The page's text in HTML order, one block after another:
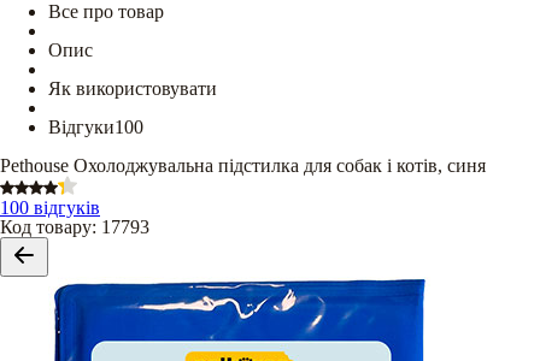
Все про товар
Опис
Як використовувати
Відгуки100
Pethouse Охолоджувальна підстилка для собак і котів, синя
100 відгуків
Код товару: 17793